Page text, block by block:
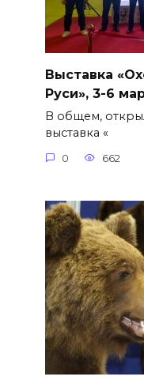
Выставка
Руси», 3-6
В общем,
выставка «
0 662